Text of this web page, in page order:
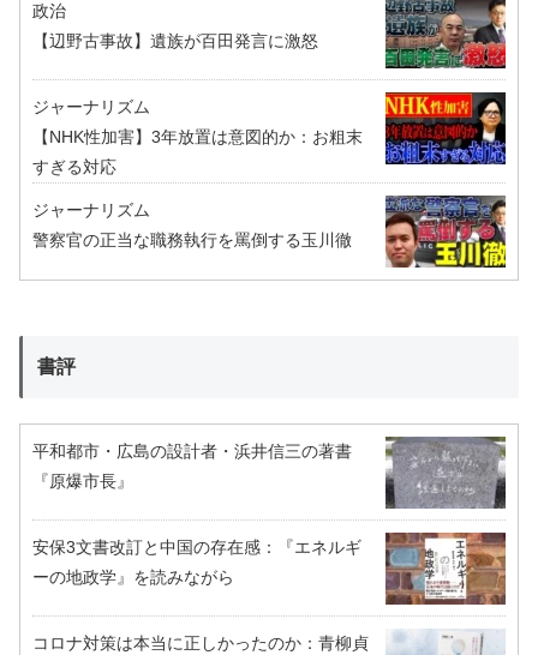
政治
【辺野古事故】遺族が百田発言に激怒
ジャーナリズム
【NHK性加害】3年放置は意図的か：お粗末
すぎる対応
ジャーナリズム
警察官の正当な職務執行を罵倒する玉川徹
書評
平和都市・広島の設計者・浜井信三の著書
『原爆市長』
安保3文書改訂と中国の存在感：『エネルギ
ーの地政学』を読みながら
コロナ対策は本当に正しかったのか：青柳貞